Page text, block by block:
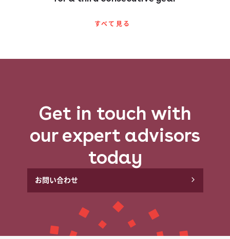
すべて​見る​
Get in touch with
our expert advisors
today
お問い​合わせ